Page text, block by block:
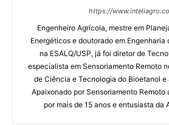
https://
Engenheiro Agrícola, mestre em
Energéticos e doutorado em Engenharia
na ESALQ/USP, já foi diretor de
especialista em Sensoriamento Remoto
de Ciência e Tecnologia do Bioetanol e
Apaixonado por Sensoriamento
por mais de 15 anos e entusiasta da